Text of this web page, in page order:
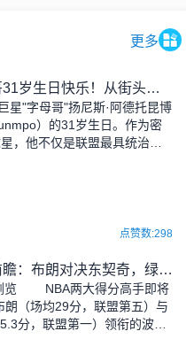
更多
今日寿星／字母哥31岁生日快乐！从街头叫卖到MVP 真实的NBA励志传奇
星"字母哥"扬尼斯·阿德托昆博
）的31岁生日。作为密
，他不仅是联盟最具统治力
点赞数:298
凯尔特人vs湖人前瞻：布朗对决东契奇，绿军主场让7分
（场均29分，联盟第五）与
分，联盟第一）领衔的波士